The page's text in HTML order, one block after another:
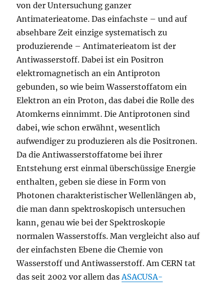
von der Untersuchung ganzer
Antimaterieatome. Das einfachste – und auf
absehbare Zeit einzige systematisch zu
produzierende – Antimaterieatom ist der
Antiwasserstoff. Dabei ist ein Positron
elektromagnetisch an ein Antiproton
gebunden, so wie beim Wasserstoffatom ein
Elektron an ein Proton, das dabei die Rolle des
Atomkerns einnimmt. Die Antiprotonen sind
dabei, wie schon erwähnt, wesentlich
aufwendiger zu produzieren als die Positronen.
Da die Antiwasserstoffatome bei ihrer
Entstehung erst einmal überschüssige Energie
enthalten, geben sie diese in Form von
Photonen charakteristischer Wellenlängen ab,
die man dann spektroskopisch untersuchen
kann, genau wie bei der Spektroskopie
normalen Wasserstoffs. Man vergleicht also auf
der einfachsten Ebene die Chemie von
Wasserstoff und Antiwasserstoff. Am CERN tat
das seit 2002 vor allem dasASACUSA-